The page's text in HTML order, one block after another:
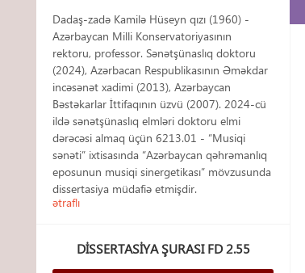
Dadaş-zadə Kamilə Hüseyn qızı (1960) -
Azərbaycan Milli Konservatoriyasının
rektoru, professor. Sənətşünaslıq doktoru
(2024), Azərbacan Respublikasının Əməkdar
incəsənət xadimi (2013), Azərbaycan
Bəstəkarlar İttifaqının üzvü (2007). 2024-cü
ildə sənətşünaslıq elmləri doktoru elmi
dərəcəsi almaq üçün 6213.01 - “Musiqi
sənəti” ixtisasında “Azərbaycan qəhrəmanlıq
eposunun musiqi sinergetikası” mövzusunda
dissertasiya müdafiə etmişdir.
ətraflı
DISSERTASIYA ŞURASI FD 2.55